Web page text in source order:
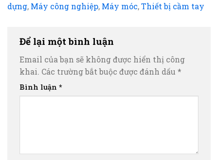
dựng, Máy công nghiệp, Máy móc,Thiết bị cầm tay
Để lại một bình luận
Email của bạn sẽ không được hiển thị công
khai. Các trường bắt buộc được đánh dấu *
Bình luận *